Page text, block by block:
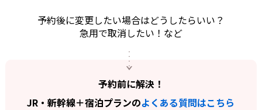
予約後に変更したい場合はどうしたらいい？
急用で取消したい！など
予約前に解決！
JR・新幹線＋宿泊プランのよくある質問はこちら